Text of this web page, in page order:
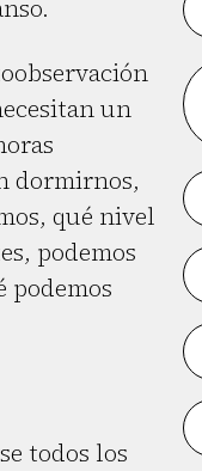
un
dormirnos,
qué nivel
podemos
podemos
todos los